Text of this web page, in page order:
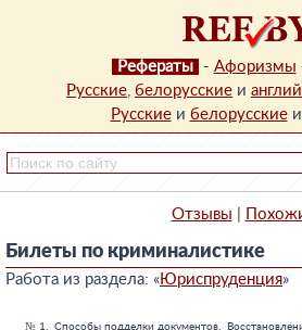
Рефераты - Афоризмы
Русские, белорусские и
Русскиеи белорусские
Отзывы
Билеты по криминалистике
Работа из раздела: «Юриспруденция»